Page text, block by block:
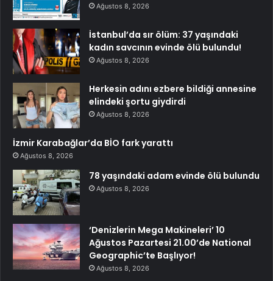
Ağustos 8, 2026
İstanbul’da sır ölüm: 37 yaşındaki
kadın savcının evinde ölü bulundu!
Ağustos 8, 2026
Herkesin adını ezbere bildiği annesine
elindeki şortu giydirdi
Ağustos 8, 2026
İzmir Karabağlar’da BİO fark yarattı
Ağustos 8, 2026
78 yaşındaki adam evinde ölü bulundu
Ağustos 8, 2026
‘Denizlerin Mega Makineleri’ 10
Ağustos Pazartesi 21.00’de National
Geographic’te Başlıyor!
Ağustos 8, 2026